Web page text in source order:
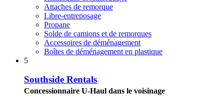
Attaches de remorque
Libre-entreposage
Propane
Solde de camions et de remorques
Accessoires de déménagement
Boîtes de déménagement en plastique
5
Southside Rentals
Concessionnaire U-Haul dans le voisinage